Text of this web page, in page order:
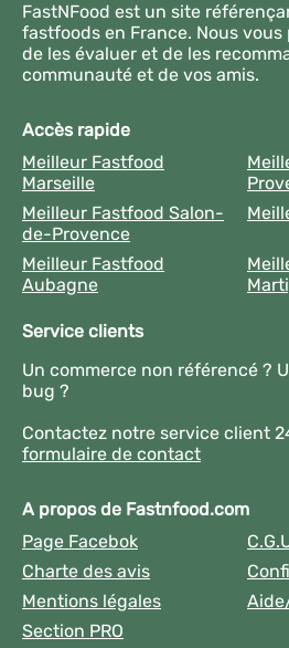
FastNFood est un site
fastfoods en France. Nous
de les évaluer et de les
communauté et de vos amis.
Accès rapide
Meilleur Fastfood
Marseille
Meilleur Fastfood Salon-
de-Provence
Meilleur Fastfood
Aubagne
Service clients
Un commerce non référencé ?
bug ?
Contactez notre service client
formulaire de contact
A propos de Fastnfood.com
Page Facebok
Charte des avis
Mentions légales
Section PRO